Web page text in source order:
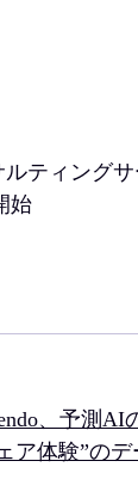
ルティング
始
、予測AI
体験”のデ